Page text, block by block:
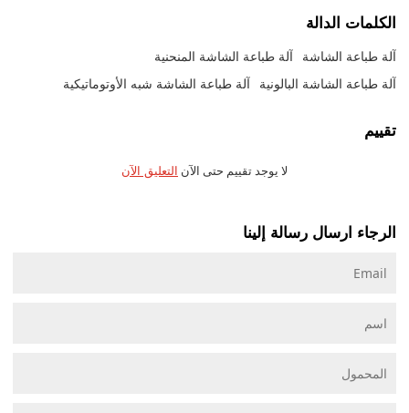
الكلمات الدالة
آلة طباعة الشاشة
آلة طباعة الشاشة المنحنية
آلة طباعة الشاشة البالونية
آلة طباعة الشاشة شبه الأوتوماتيكية
تقييم
لا يوجد تقييم حتى الآن التعليق الآن
الرجاء ارسال رسالة إلينا